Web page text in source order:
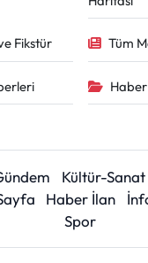
Fikstür Tüm
Kültür-Sanat
Haber İlan
Spor